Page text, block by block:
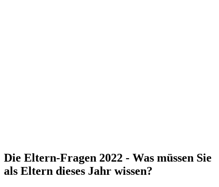
Die Eltern-Fragen 2022 - Was müssen Sie
als Eltern dieses Jahr wissen?